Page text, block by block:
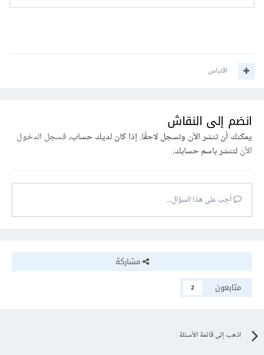
اقتباس
انضم إلى النقاش
يمكنك أن تنشر الآن وتسجل لاحقًا. إذا كان لديك حساب،فسجل الدخول
الآنلتنشر باسم حسابك.
أجب على هذا السؤال...
مشاركة
متابعون
2
اذهب إلى قائمة الأسئلة